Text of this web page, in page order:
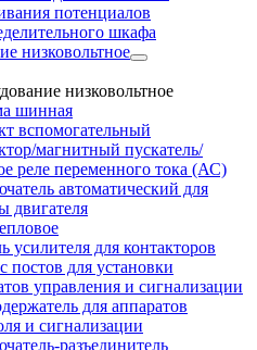
потенциалов
шкафа
низковольтное
низковольтное
шинная
вспомогательный
магнитный пускатель/
реле переменного тока (АС)
автоматический для
двигателя
усилителя для контакторов
постов для установки
управления и сигнализации
для аппаратов
и сигнализации
разъединитель